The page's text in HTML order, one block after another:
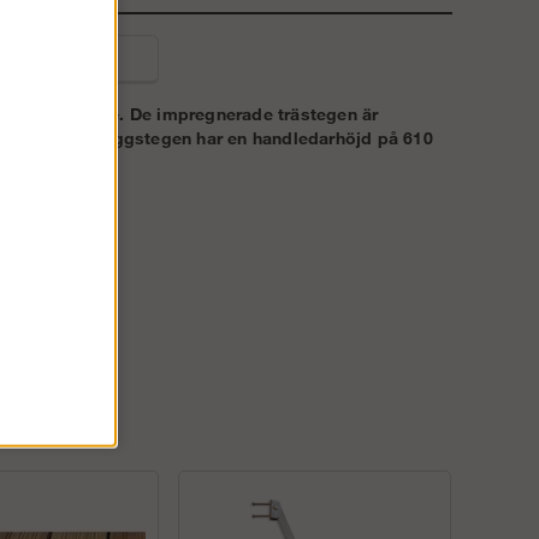
i Sverige. De impregnerade trästegen är
Bryggstegen har en handledarhöjd på 610